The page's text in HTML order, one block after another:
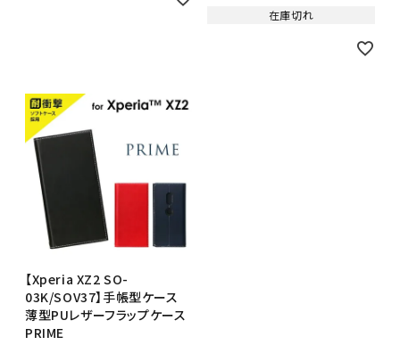
在庫切れ
【Xperia XZ2 SO-
03K/SOV37】手帳型ケース
薄型PUレザーフラップケース
PRIME